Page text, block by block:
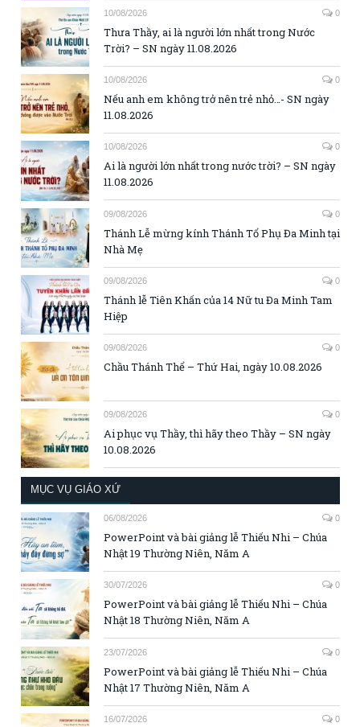
10/08/2026 0
Thưa Thầy, ai là người lớn nhất trong Nước
Trời? – SN ngày 11.08.2026
10/08/2026 0
Nếu anh em không trở nên trẻ nhỏ…- SN ngày
11.08.2026
10/08/2026 0
Ai là người lớn nhất trong nước trời? – SN ngày
11.08.2026
09/08/2026 0
Thánh Lễ mừng kính Thánh Tổ Phụ Đa Minh tại
Nhà Mẹ
09/08/2026 0
Thánh lễ Tiên Khấn của 14 Nữ tu Đa Minh Tam
Hiệp
09/08/2026 0
Chầu Thánh Thể – Thứ Hai, ngày 10.08.2026
09/08/2026 0
Ai phục vụ Thầy, thì hãy theo Thầy – SN ngày
10.08.2026
MỤC VỤ GIÁO XỨ
06/08/2026 0
PowerPoint và bài giảng lễ Thiếu Nhi – Chúa
Nhật 19 Thường Niên, Năm A
30/07/2026 0
PowerPoint và bài giảng lễ Thiếu Nhi – Chúa
Nhật 18 Thường Niên, Năm A
23/07/2026 0
PowerPoint và bài giảng lễ Thiếu Nhi – Chúa
Nhật 17 Thường Niên, Năm A
16/07/2026 0